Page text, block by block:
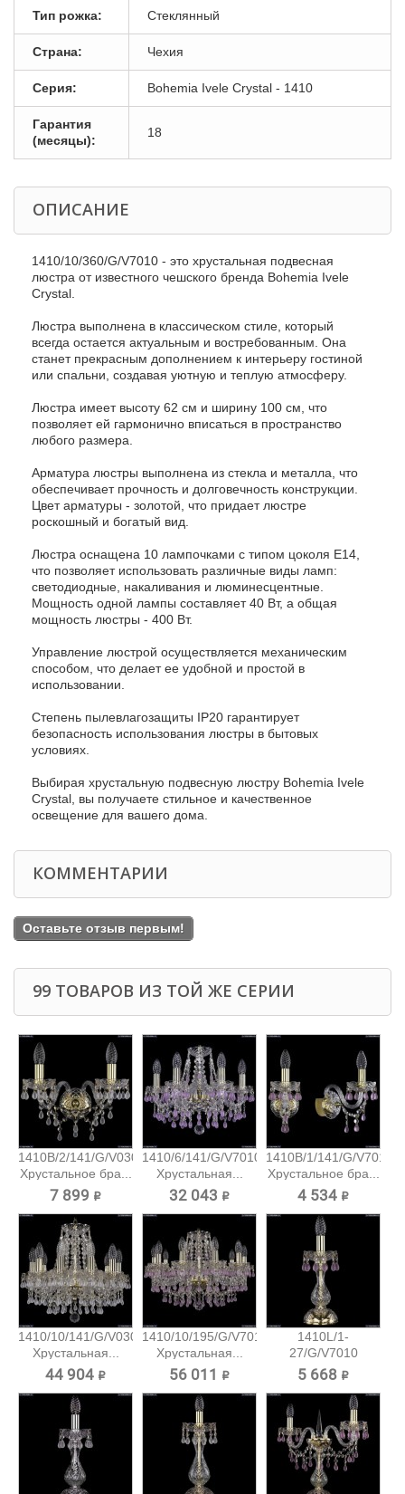
Тип рожка: Стеклянный
Страна: Чехия
Серия: Bohemia Ivele Crystal - 1410
Гарантия
(месяцы):
18
ОПИСАНИЕ
1410/10/360/G/V7010 - это хрустальная подвесная
люстра от известного чешского бренда Bohemia Ivele
Crystal.
Люстра выполнена в классическом стиле, который
всегда остается актуальным и востребованным. Она
станет прекрасным дополнением к интерьеру гостиной
или спальни, создавая уютную и теплую атмосферу.
Люстра имеет высоту 62 см и ширину 100 см, что
позволяет ей гармонично вписаться в пространство
любого размера.
Арматура люстры выполнена из стекла и металла, что
обеспечивает прочность и долговечность конструкции.
Цвет арматуры - золотой, что придает люстре
роскошный и богатый вид.
Люстра оснащена 10 лампочками с типом цоколя E14,
что позволяет использовать различные виды ламп:
светодиодные, накаливания и люминесцентные.
Мощность одной лампы составляет 40 Вт, а общая
мощность люстры - 400 Вт.
Управление люстрой осуществляется механическим
способом, что делает ее удобной и простой в
использовании.
Степень пылевлагозащиты IP20 гарантирует
безопасность использования люстры в бытовых
условиях.
Выбирая хрустальную подвесную люстру Bohemia Ivele
Crystal, вы получаете стильное и качественное
освещение для вашего дома.
КОММЕНТАРИИ
Оставьте отзыв первым!
99 ТОВАРОВ ИЗ ТОЙ ЖЕ СЕРИИ
1410B/2/141/G/V0300
Хрустальное бра...
7 899 ₽
1410/6/141/G/V7010
Хрустальная...
32 043 ₽
1410B/1/141/G/V7010
Хрустальное бра...
4 534 ₽
1410/10/141/G/V0300
Хрустальная...
44 904 ₽
1410/10/195/G/V7010
Хрустальная...
56 011 ₽
1410L/1-
27/G/V7010
Хрустальная...
5 668 ₽